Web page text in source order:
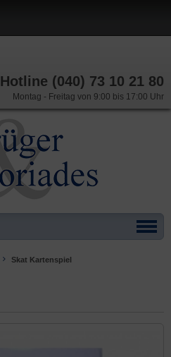
Hotline (040) 73 10 21 80
Montag - Freitag von 9:00 bis 17:00 Uhr
Skat Kartenspiel